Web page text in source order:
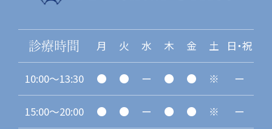
診療時間 月 火 水 木 金 土 日・祝
10:00〜13:30 ● ● ー ● ● ※ ー
15:00〜20:00 ● ● ー ● ● ※ ー